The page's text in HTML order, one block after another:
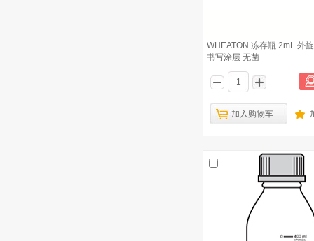
WHEATON 冻存瓶 2mL 外
书写涂层 无菌
加入购物车